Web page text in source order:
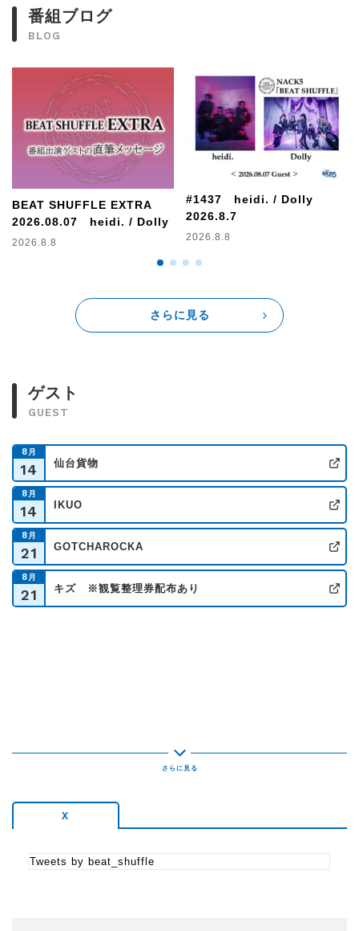
■19:25～
7月8日にシングル「Original Not Found」をリリース♪
【BugLug（一聖×優×燕）】がスタジオ生出演！
■20時台には…
【NACK KEYAKI ON-DO】に続くビッグニュースの発表
が！？
アレコレ予想しながらお待ちください。
■ゲストへの質問やリクエスト、ライブの感想などお待ちして
います！
抽選で3名様にビッフルステッカーをプレゼント☆
浅井博章のサイン入りご希望の方は「サイン入り希望」とご
老舗番組ならではの情報量で、V−ROCKファンのカユイとこ
ろに手が届く90分をオンエア♪
大宮スタジオアルシェから公開生放送です。是非遊びにきて
番組ブログ
BLOG
BEAT SHUFFLE EXTRA
2026.08.07 heidi. / Dolly
2026.8.8
#1437 heidi. / Dolly
2026.8.7
2026.8.8
さらに見る
ゲスト
GUEST
8月
14
仙台貨物
8月
14
IKUO
8月
21
GOTCHAROCKA
8月
21
キズ ※観覧整理券配布あり
X
Tweets by beat_shuffle